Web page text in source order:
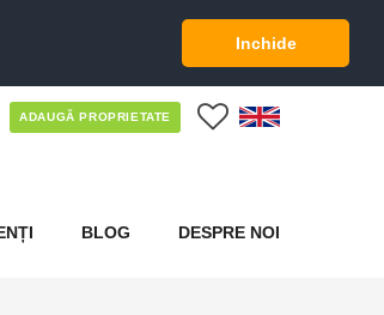
Inchide
ADAUGĂ PROPRIETATE
BLOG DESPRE NOI